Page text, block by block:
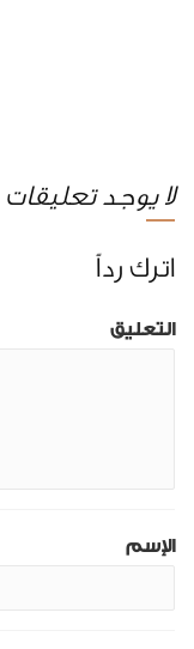
لا يوجد تعليقات
اترك رداً
التعليق
الإسم